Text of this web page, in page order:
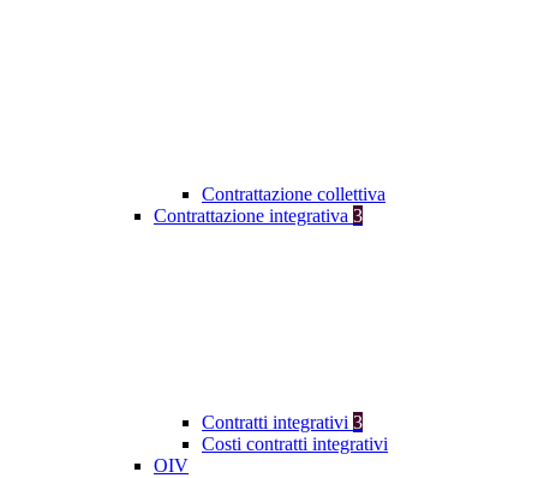
Contrattazione collettiva
Contrattazione integrativa 3
Contratti integrativi 3
Costi contratti integrativi
OIV